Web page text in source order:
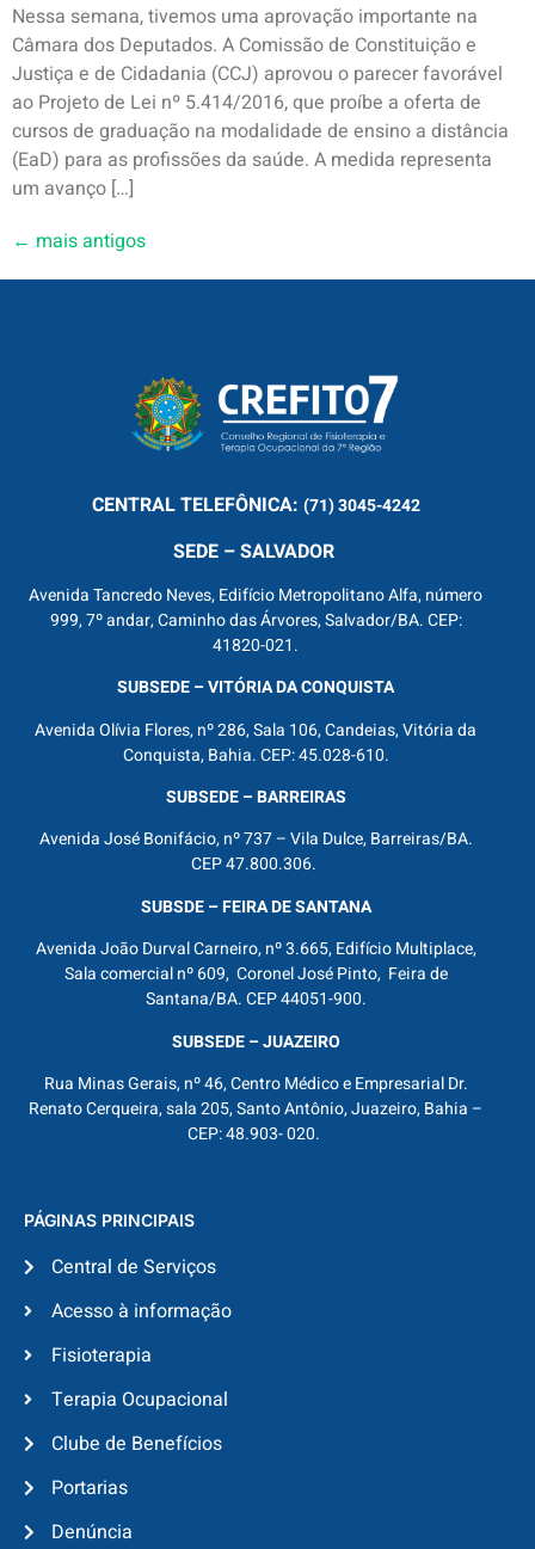
Nessa semana, tivemos uma aprovação importante na
Câmara dos Deputados. A Comissão de Constituição e
Justiça e de Cidadania (CCJ) aprovou o parecer favorável
ao Projeto de Lei nº 5.414/2016, que proíbe a oferta de
cursos de graduação na modalidade de ensino a distância
(EaD) para as profissões da saúde. A medida representa
um avanço […]
← mais antigos
CENTRALTELEFÔNICA: (71) 3045-4242
SEDE – SALVADOR
Avenida Tancredo Neves, Edifício Metropolitano Alfa, número
999, 7º andar, Caminho das Árvores, Salvador/BA. CEP:
41820-021.
SUBSEDE – VITÓRIA DA CONQUISTA
Avenida Olívia Flores, nº 286, Sala 106, Candeias, Vitória da
Conquista, Bahia. CEP: 45.028-610.
SUBSEDE – BARREIRAS
Avenida José Bonifácio, nº 737 – Vila Dulce, Barreiras/BA.
CEP 47.800.306.
SUBSDE – FEIRA DE SANTANA
Avenida João Durval Carneiro, nº 3.665, Edifício Multiplace,
Sala comercial nº 609, Coronel José Pinto, Feira de
Santana/BA. CEP 44051-900.
SUBSEDE – JUAZEIRO
Rua Minas Gerais, nº 46, Centro Médico e Empresarial Dr.
Renato Cerqueira, sala 205, Santo Antônio, Juazeiro, Bahia –
CEP: 48.903- 020.
PÁGINAS PRINCIPAIS
Central de Serviços
Acesso à informação
Fisioterapia
Terapia Ocupacional
Clube de Benefícios
Portarias
Denúncia